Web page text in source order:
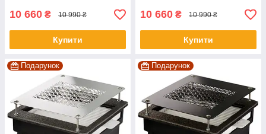
10 660 ₴ 10 990 ₴
Купити
10 660 ₴ 10 990 ₴
Купити
Подарунок Подарунок